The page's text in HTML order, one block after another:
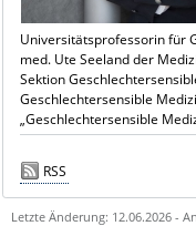
Universitätsprofessorin für
med. Ute Seeland der
Sektion
Geschlechtersensible
„Geschlechtersensible
RSS
Letzte Änderung: 12.06.2026 -